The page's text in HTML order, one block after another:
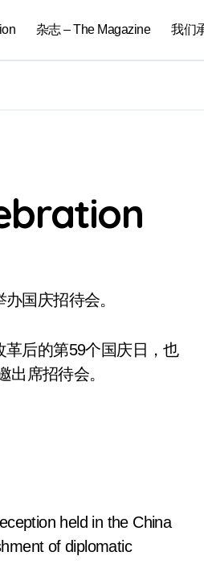
杂志 – The Magazine 我们
国庆招待会。
革后的第59个国庆日，也
席招待会。
held in the China
of diplomatic